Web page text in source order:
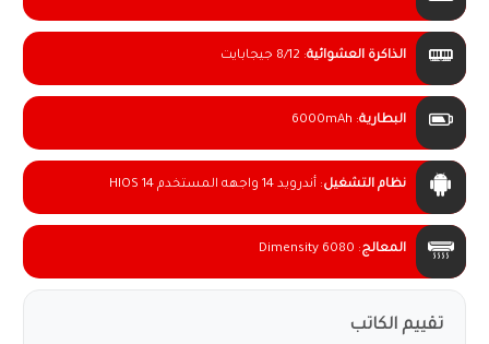
الذاكرة العشوائية: 8/12 جيجابايت
البطارية:
6000mAh
نظام التشغيل: أندرويد 14 واجهه المستخدم HIOS 14
المعالج:
Dimensity 6080
تقييم الكاتب